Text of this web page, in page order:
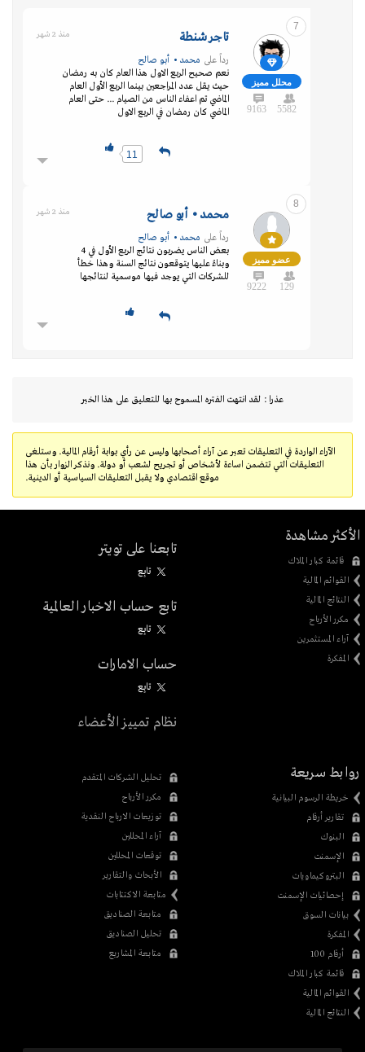
7
محلل مميز
5582
9163
تاجر شنطة منذ 2 شهر
رداً على محمد • أبو صالح
نعم صحيح الربع الاول هذا العام كان به رمضان
حيث يقل عدد المراجعين بينما الربع الأول العام
الماضي تم اعفاء الناس من الصيام ... حتى العام
الماضي كان رمضان في الربع الاول
11
8
عضو مميز
129
9222
محمد • أبو صالح منذ 2 شهر
رداً على محمد • أبو صالح
بعض الناس يضربون نتائج الربع الأول في 4
وبناءً عليها يتوقعون نتائج السنة وهذا خطأ
للشركات التي يوجد فيها موسمية لنتائجها
عذرا : لقد انتهت الفتره المسموح بها للتعليق على هذا الخبر
الآراء الواردة في التعليقات تعبر عن آراء أصحابها وليس عن رأي بوابة أرقام المالية. وستلغى
التعليقات التي تتضمن اساءة لأشخاص أو تجريح لشعب أو دولة. ونذكر الزوار بأن هذا
موقع اقتصادي ولا يقبل التعليقات السياسية أو الدينية.
الأكثر مشاهدة
قائمة كبار الملاك
القوائم المالية
النتائج المالية
مكرر الأرباح
آراء المستثمرين
المفكرة
تابعنا على تويتر
تابِع
تابع حساب الاخبار العالمية
تابِع
حساب الامارات
تابِع
نظام تمييز الأعضاء
روابط سريعة
خريطة الرسوم البيانية
تقارير أرقام
البنوك
الإسمنت
البتروكيماويات
إحصائيات الإسمنت
بيانات السوق
المفكرة
أرقام 100
قائمة كبار الملاك
القوائم المالية
النتائج المالية
تحليل الشركات المتقدم
مكرر الأرباح
توزيعات الارباح النقدية
آراء المحللين
توقعات المحللين
الأبحاث والتقارير
متابعة الاكتتابات
متابعة الصناديق
تحليل الصناديق
متابعة المشاريع